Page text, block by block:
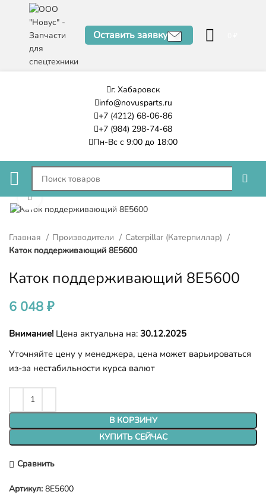
Оставить заявку
г. Хабаровск
info@novusparts.ru
+7 (4212) 68-06-86
+7 (984) 298-74-68
Пн-Вс с 9:00 до 18:00
Нажмите, чтобы увеличить
Главная Производители
Caterpillar (Катерпиллар)
Каток поддерживающий 8E5600
Каток поддерживающий 8E5600
6 048 ₽
Внимание! Цена актуальна на: 30.12.2025
Уточняйте цену у менеджера, цена может варьироваться
из-за нестабильности курса валют
В КОРЗИНУ
КУПИТЬ СЕЙЧАС
Сравнить
Артикул: 8E5600